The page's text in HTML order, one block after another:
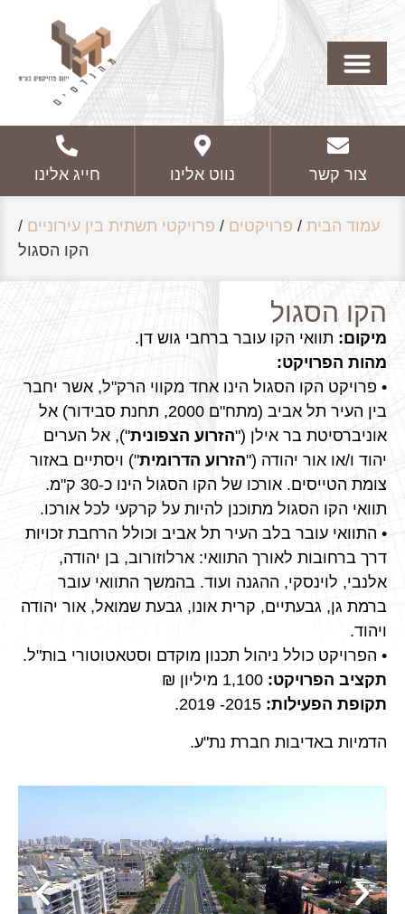
צור קשר נווט אלינו חייג אלינו
עמוד הבית / פרויקטים / פרויקטי תשתית בין עירוניים /
הקו הסגול
הקו הסגול
מיקום: תוואי הקו עובר ברחבי גוש דן.
מהות הפרויקט:
• פרויקט הקו הסגול הינו אחד מקווי הרק"ל, אשר יחבר
בין העיר תל אביב (מתח"ם 2000, תחנת סבידור) אל
אוניברסיטת בר אילן ("הזרוע הצפונית"), אל הערים
יהוד ו/או אור יהודה ("הזרוע הדרומית") ויסתיים באזור
צומת הטייסים. אורכו של הקו הסגול הינו כ-30 ק"מ.
תוואי הקו הסגול מתוכנן להיות על קרקעי לכל אורכו.
• התוואי עובר בלב העיר תל אביב וכולל הרחבת זכויות
דרך ברחובות לאורך התוואי: ארלוזורוב, בן יהודה,
אלנבי, לוינסקי, ההגנה ועוד. בהמשך התוואי עובר
ברמת גן, גבעתיים, קרית אונו, גבעת שמואל, אור יהודה
ויהוד.
• הפרויקט כולל ניהול תכנון מוקדם וסטאטוטורי בות"ל.
תקציב הפרויקט:
תקופת הפעילות:
הדמיות באדיבות חברת נת"ע.